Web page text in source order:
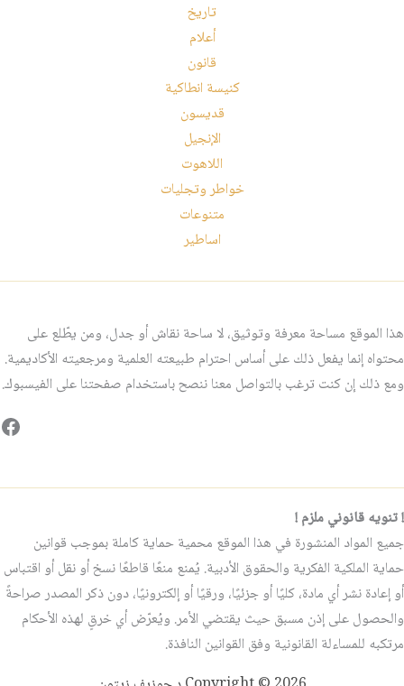
تاريخ
أعلام
قانون
كنيسة انطاكية
قديسون
الإنجيل
اللاهوت
خواطر وتجليات
متنوعات
اساطير
هذا الموقع مساحة معرفة وتوثيق، لا ساحة نقاش أو جدل، ومن يطّلع على
محتواه إنما يفعل ذلك على أساس احترام طبيعته العلمية ومرجعيته الأكاديمية.
ومع ذلك إن كنت ترغب بالتواصل معنا ننصح باستخدام صفحتنا على الفيسبوك.
! تنويه قانوني ملزم !
جميع المواد المنشورة في هذا الموقع محمية حماية كاملة بموجب قوانين
حماية الملكية الفكرية والحقوق الأدبية. يُمنع منعًا قاطعًا نسخ أو نقل أو اقتباس
أو إعادة نشر أي مادة، كليًا أو جزئيًا، ورقيًا أو إلكترونيًا، دون ذكر المصدر صراحةً
والحصول على إذن مسبق حيث يقتضي الأمر. ويُعرّض أي خرقٍ لهذه الأحكام
مرتكبه للمساءلة القانونية وفق القوانين النافذة.